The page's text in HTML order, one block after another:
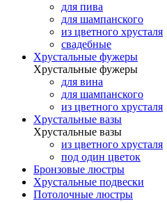
для пива
для шампанского
из цветного хрусталя
свадебные
Хрустальные фужеры
Хрустальные фужеры
для вина
для шампанского
из цветного хрусталя
Хрустальные вазы
Хрустальные вазы
из цветного хрусталя
под один цветок
Бронзовые люстры
Хрустальные подвески
Потолочные люстры